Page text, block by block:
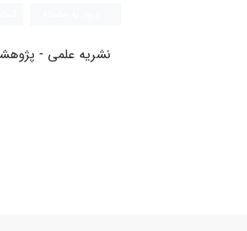
نشریه علمی -